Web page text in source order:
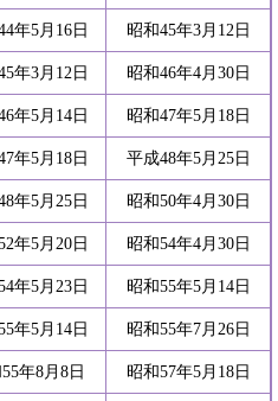
年5月16日 昭和45年3月12日
年3月12日 昭和46年4月30日
年5月14日 昭和47年5月18日
年5月18日 平成48年5月25日
年5月25日 昭和50年4月30日
年5月20日 昭和54年4月30日
年5月23日 昭和55年5月14日
年5月14日 昭和55年7月26日
年8月8日 昭和57年5月18日